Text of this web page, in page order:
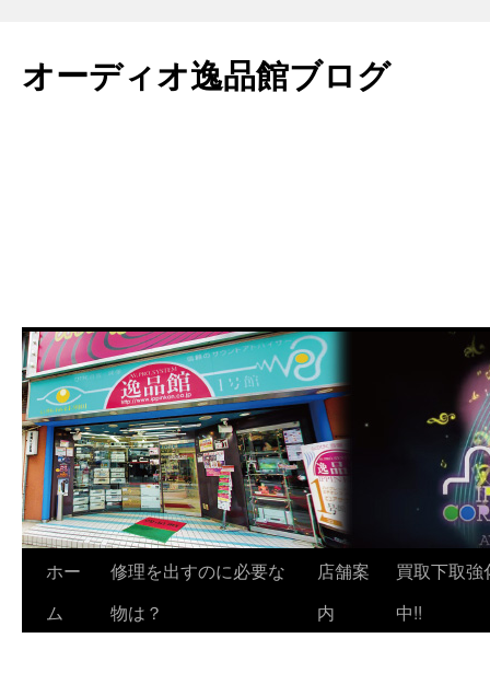
テ
ン
オーディオ逸品館ブログ
ホー
ム
修理を出すのに必要な
物は？
店舗案
内
買取下取強
中!!